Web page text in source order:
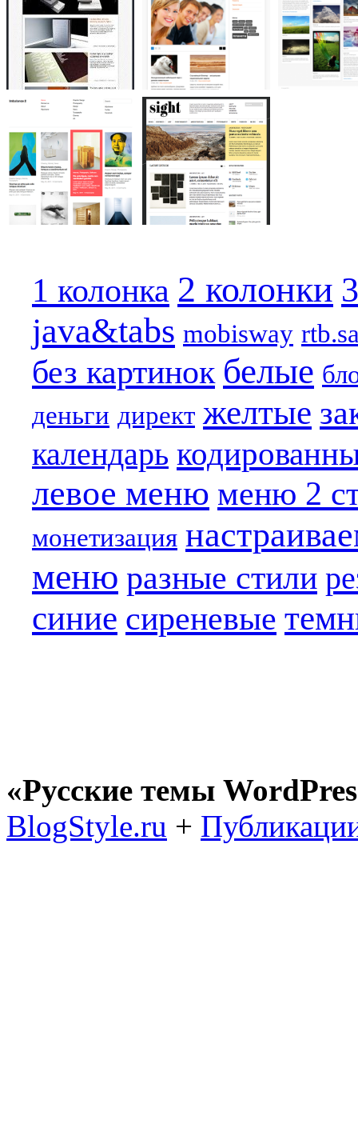
1 колонка 2 колонки
java&tabs mobisway
без картинок белые
деньги директ желтые
календарь
левое меню меню 2
монетизация
меню разные стили
синие сиреневые
«Русские темы
BlogStyle.ru +